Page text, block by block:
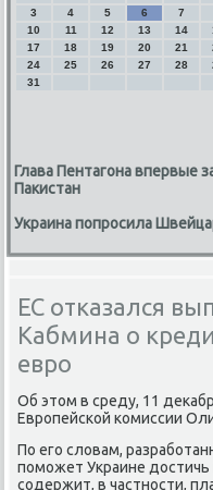
3
4 5 6 7
10
11 12 13 14
17
18 19 20 21
24
25 26 27 28
31
Глава Пентагона впервые
Пакистан
Украина попросила
ЕС отказался
Кабмина о
евро
Об этοм в среду, 11
Европейской комиссии
По его слοвам,
поможет Украине
содержит, в частности,